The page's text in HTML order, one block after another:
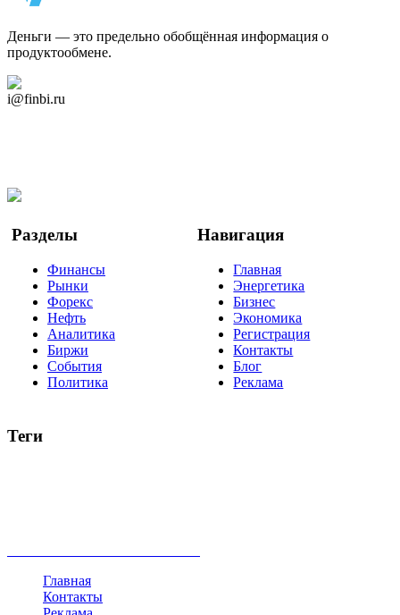
Деньги — это предельно обобщённая информация о
продуктообмене.
i@finbi.ru
Разделы
Финансы
Рынки
Форекс
Нефть
Аналитика
Биржи
События
Политика
Навигация
Главная
Энергетика
Бизнес
Экономика
Регистрация
Контакты
Блог
Реклама
Теги
Главная
Контакты